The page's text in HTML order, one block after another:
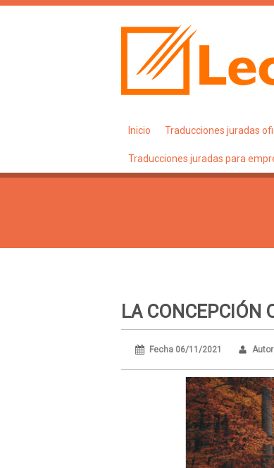
Inicio Traducciones juradas
Traducciones juradas para
LA CONCEPCIÓN
Fecha 06/11/2021